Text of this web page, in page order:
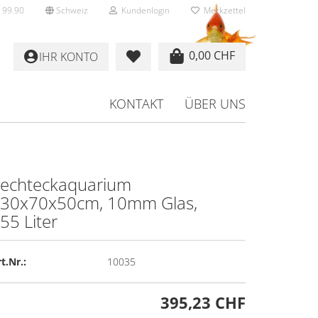
Schweiz Kundenlogin
vergessen?
Merkzettel
0,00 CHF
IHR KONTO
KONTAKT ÜBER UNS
10mm Glas,
Liter
10035
395,23 CHF